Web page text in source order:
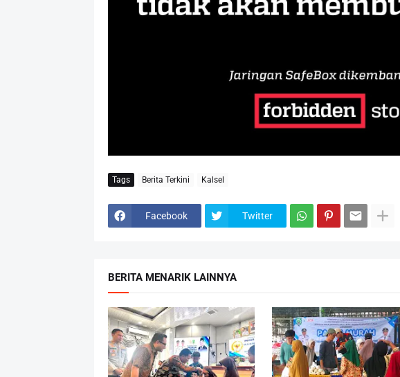
Tags Berita Terkini Kalsel
Facebook Twitter
BERITA MENARIK LAINNYA